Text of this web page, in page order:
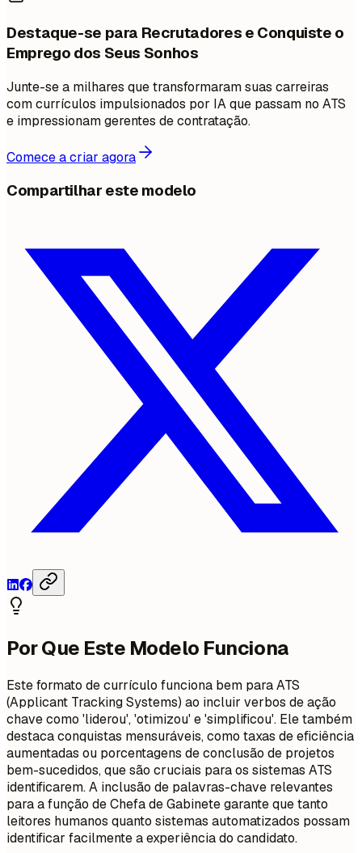
Destaque-se para Recrutadores e Conquiste o
Emprego dos Seus Sonhos
Junte-se a milhares que transformaram suas carreiras
com currículos impulsionados por IA que passam no ATS
e impressionam gerentes de contratação.
Comece a criar agora
Compartilhar este modelo
Por Que Este Modelo Funciona
Este formato de currículo funciona bem para ATS
(Applicant Tracking Systems) ao incluir verbos de ação
chave como 'liderou', 'otimizou' e 'simplificou'. Ele também
destaca conquistas mensuráveis, como taxas de eficiência
aumentadas ou porcentagens de conclusão de projetos
bem-sucedidos, que são cruciais para os sistemas ATS
identificarem. A inclusão de palavras-chave relevantes
para a função de Chefa de Gabinete garante que tanto
leitores humanos quanto sistemas automatizados possam
identificar facilmente a experiência do candidato.